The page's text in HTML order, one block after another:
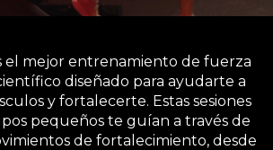
el mejor entrenamiento de fuerza
diseñado para ayudarte a
y fortalecerte. Estas sesiones
pequeños te guían a través de
de fortalecimiento, desde